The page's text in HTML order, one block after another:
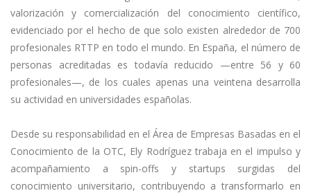
valorización y comercialización del conocimiento científico,
evidenciado por el hecho de que solo existen alrededor de 700
profesionales RTTP en todo el mundo. En España, el número de
personas acreditadas es todavía reducido —entre 56 y 60
profesionales—, de los cuales apenas una veintena desarrolla
su actividad en universidades españolas.
Desde su responsabilidad en el Área de Empresas Basadas en el
Conocimiento de la OTC, Ely Rodríguez trabaja en el impulso y
acompañamiento a spin-offs y startups surgidas del
conocimiento universitario, contribuyendo a transformarlo en